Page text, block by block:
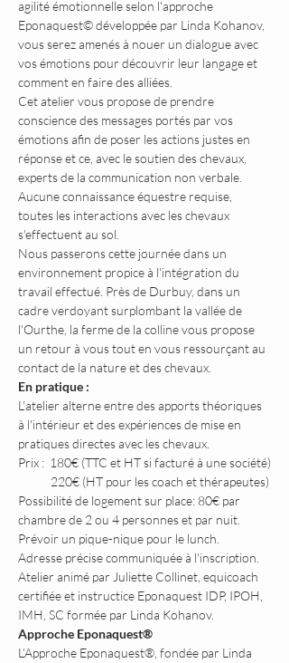
agilité émotionnelle selon l'approche
Eponaquest© développée par Linda Kohanov,
vous serez amenés à nouer un dialogue avec
vos émotions pour découvrir leur langage et
comment en faire des alliées.
Cet atelier vous propose de prendre
conscience des messages portés par vos
émotions afin de poser les actions justes en
réponse et ce, avec le soutien des chevaux,
experts de la communication non verbale.
Aucune connaissance équestre requise,
toutes les interactions avec les chevaux
s'effectuent au sol.
Nous passerons cette journée dans un
environnement propice à l'intégration du
travail effectué. Près de Durbuy, dans un
cadre verdoyant surplombant la vallée de
l'Ourthe, la ferme de la colline vous propose
un retour à vous tout en vous ressourçant au
contact de la nature et des chevaux.
En pratique :
L'atelier alterne entre des apports théoriques
à l'intérieur et des expériences de mise en
pratiques directes avec les chevaux.
Prix :  180€ (TTC et HT si facturé à une société)
220€ (HT pour les coach et thérapeutes)
Possibilité de logement sur place: 80€ par
chambre de 2 ou 4 personnes et par nuit.
Prévoir un pique-nique pour le lunch.
Adresse précise communiquée à l'inscription.
Atelier animé par Juliette Collinet, equicoach
certifiée et instructice Eponaquest IDP, IPOH,
IMH, SC formée par Linda Kohanov.
Approche Eponaquest®
L’Approche Eponaquest®, fondée par Linda